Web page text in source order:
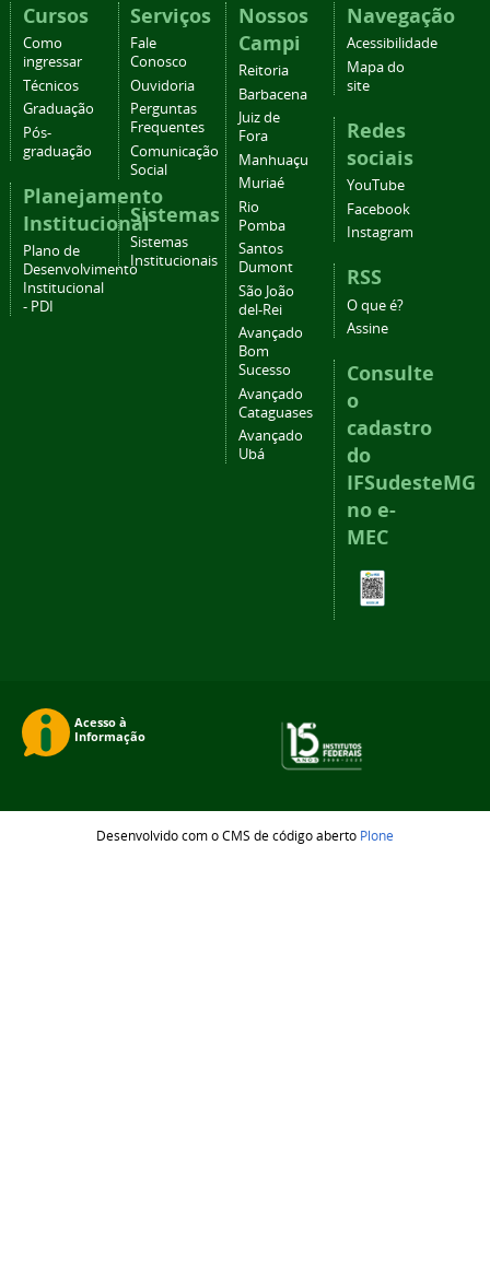
Cursos
Como
ingressar
Técnicos
Graduação
Pós-
graduação
Planejamento
Institucional
Plano de
Desenvolvimento
Institucional
- PDI
Serviços
Fale
Conosco
Ouvidoria
Perguntas
Frequentes
Comunicação
Social
Sistemas
Sistemas
Institucionais
Nossos
Campi
Reitoria
Barbacena
Juiz de
Fora
Manhuaçu
Muriaé
Rio
Pomba
Santos
Dumont
São João
del-Rei
Avançado
Bom
Sucesso
Avançado
Cataguases
Avançado
Ubá
Navegação
Acessibilidade
Mapa do
site
Redes
sociais
YouTube
Facebook
Instagram
RSS
O que é?
Assine
Consulte
o
cadastro
do
IFSudesteMG
no e-
MEC
Desenvolvido com o CMS de código aberto Plone